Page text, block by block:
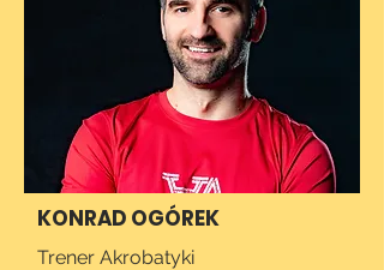
KONRAD OGÓREK
Trener Akrobatyki